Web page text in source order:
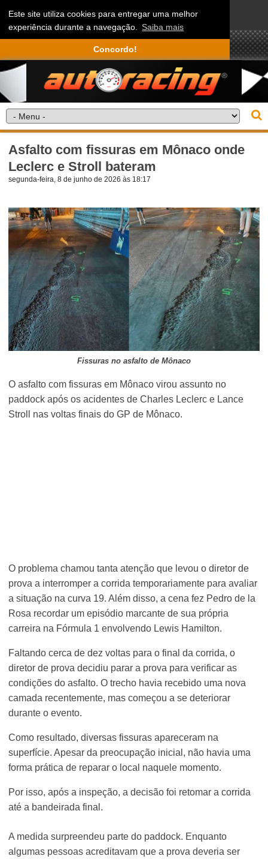
Este site utiliza cookies para entregar uma melhor
experiência durante a navegação. Saiba mais
Concordo!
Asfalto com fissuras em Mônaco onde
Leclerc e Stroll bateram
segunda-feira, 8 de junho de 2026 às 18:17
Fissuras no asfalto de Mônaco
O asfalto com fissuras em Mônaco virou assunto no
paddock após os acidentes de Charles Leclerc e Lance
Stroll nas voltas finais do GP de Mônaco.
O problema chamou tanta atenção que levou o diretor de
prova a interromper a corrida temporariamente para avaliar
a situação na curva 19. Além disso, a cena fez Pedro de la
Rosa recordar um episódio marcante de sua própria
carreira na Fórmula 1 envolvendo Lewis Hamilton.
Faltando cerca de dez voltas para o final da corrida, o
diretor de prova decidiu parar a prova para verificar as
condições do asfalto. O trecho havia recebido uma nova
camada recentemente, mas começou a se deteriorar
durante o evento.
Como resultado, diversas fissuras apareceram na
superfície. Apesar da preocupação inicial, não havia uma
forma prática de reparar o local naquele momento.
Por isso, após a inspeção, a decisão foi retomar a corrida
até a bandeirada final.
A medida surpreendeu parte do paddock. Enquanto
algumas pessoas acreditavam que a prova deveria ser